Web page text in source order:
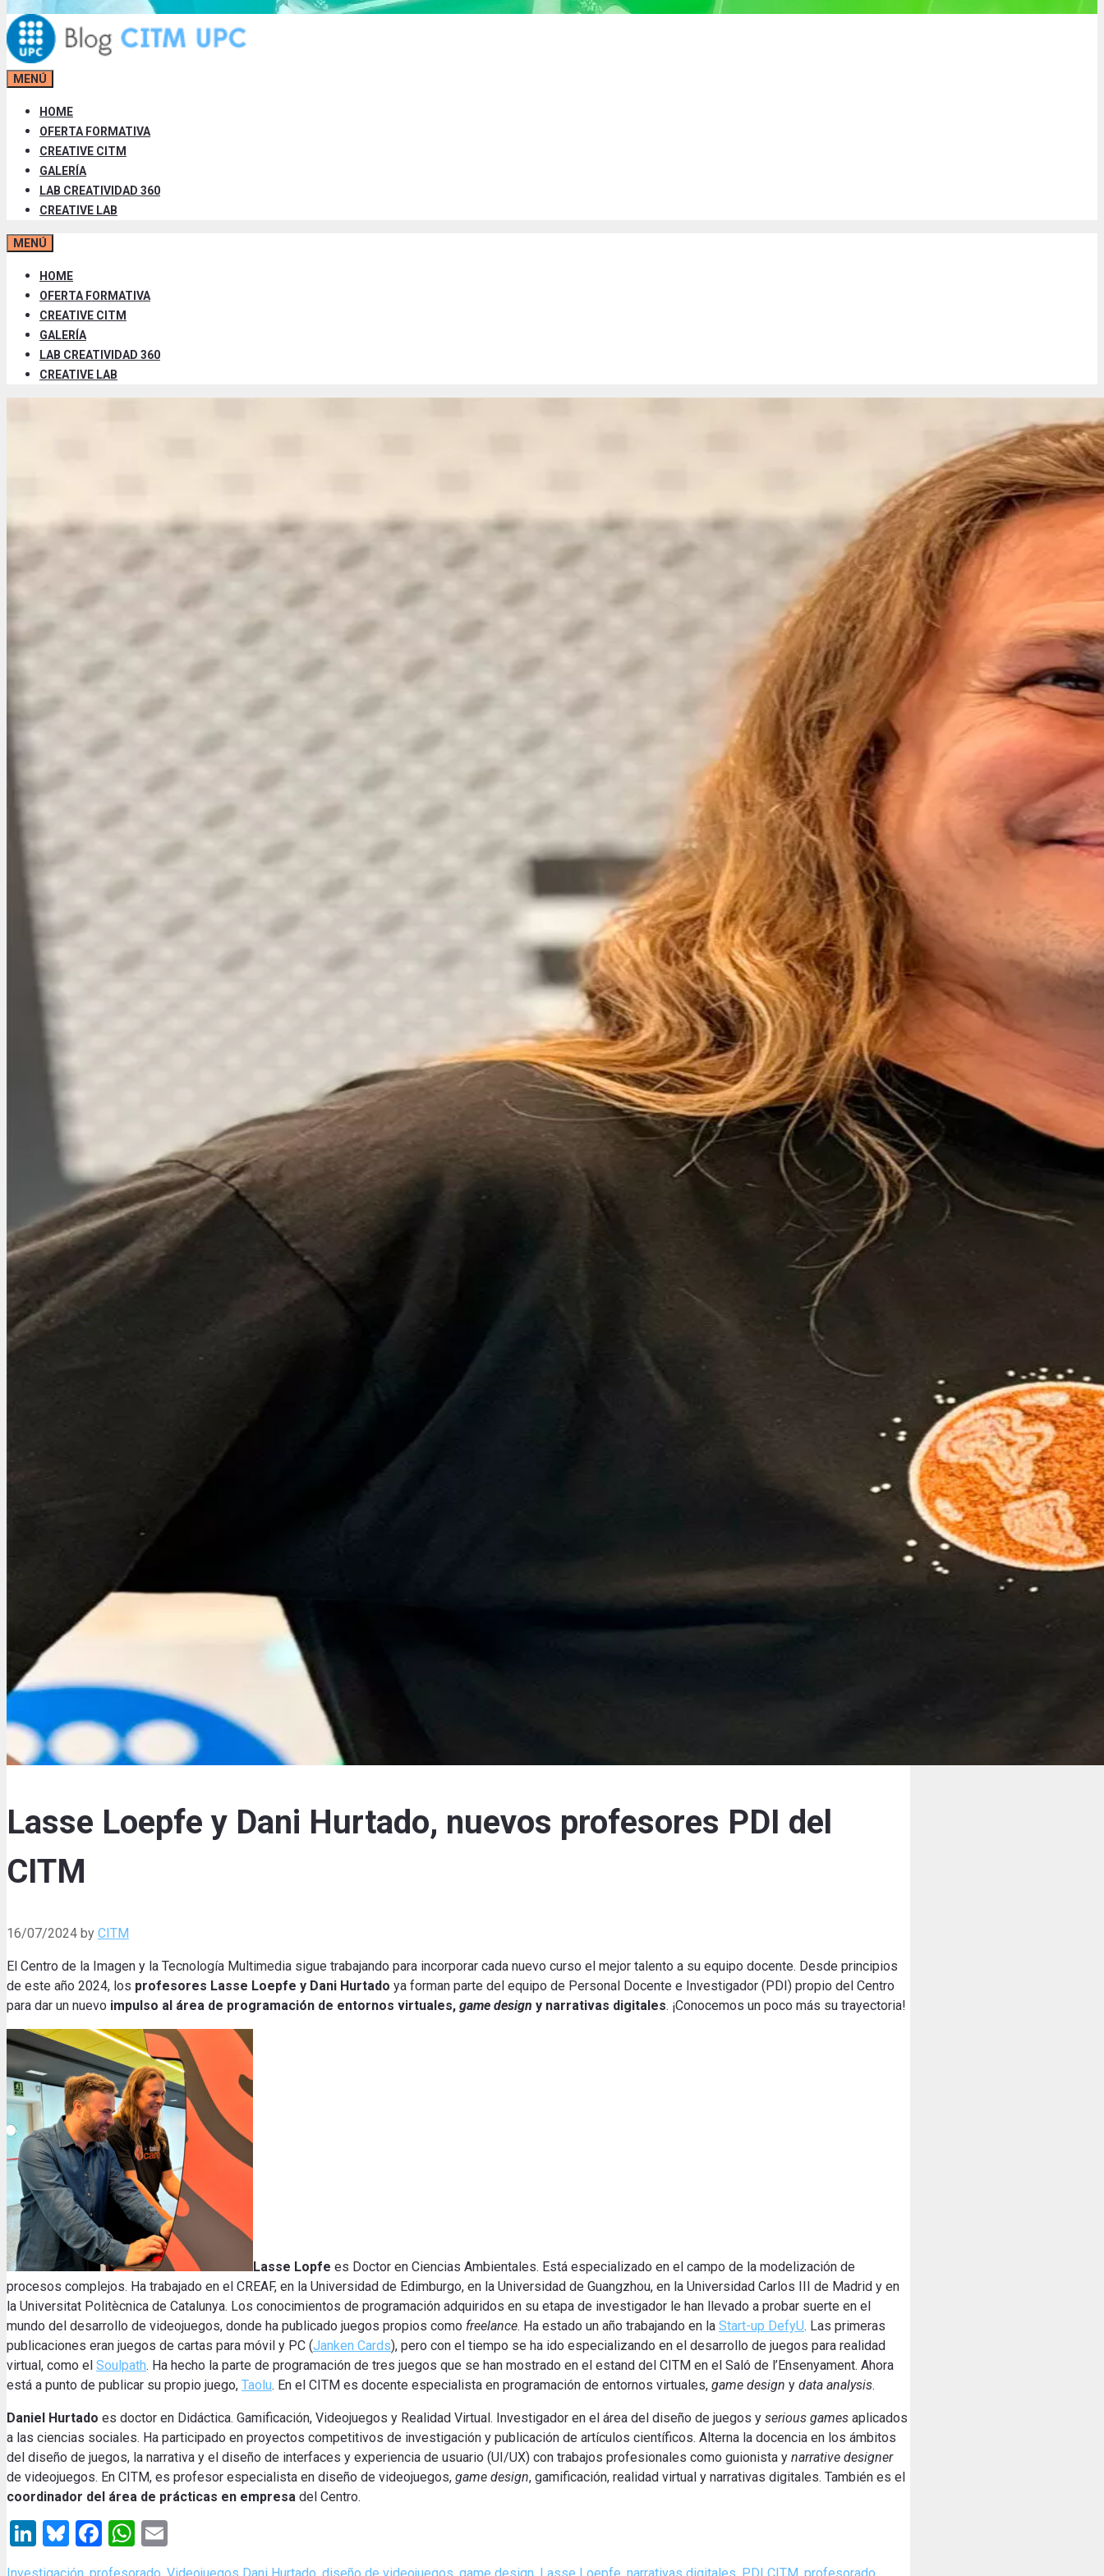
MENÚ
HOME
OFERTA FORMATIVA
CREATIVE CITM
GALERÍA
LAB CREATIVIDAD 360
CREATIVE LAB
MENÚ
HOME
OFERTA FORMATIVA
CREATIVE CITM
GALERÍA
LAB CREATIVIDAD 360
CREATIVE LAB
Lasse Loepfe y Dani Hurtado, nuevos profesores PDI del
CITM
16/07/2024 by CITM
El Centro de la Imagen y la Tecnología Multimedia sigue trabajando para incorporar cada nuevo curso el mejor talento a su equipo docente. Desde principios
de este año 2024, los profesores Lasse Loepfe y Dani Hurtado ya forman parte del equipo de Personal Docente e Investigador (PDI) propio del Centro
para dar un nuevo impulso al área de programación de entornos virtuales, game design y narrativas digitales. ¡Conocemos un poco más su trayectoria!
Lasse Lopfe es Doctor en Ciencias Ambientales. Está especializado en el campo de la modelización de
procesos complejos. Ha trabajado en el CREAF, en la Universidad de Edimburgo, en la Universidad de Guangzhou, en la Universidad Carlos III de Madrid y en
la Universitat Politècnica de Catalunya. Los conocimientos de programación adquiridos en su etapa de investigador le han llevado a probar suerte en el
mundo del desarrollo de videojuegos, donde ha publicado juegos propios como freelance. Ha estado un año trabajando en la Start-up DefyU. Las primeras
publicaciones eran juegos de cartas para móvil y PC (Janken Cards), pero con el tiempo se ha ido especializando en el desarrollo de juegos para realidad
virtual, como el Soulpath. Ha hecho la parte de programación de tres juegos que se han mostrado en el estand del CITM en el Saló de l’Ensenyament. Ahora
está a punto de publicar su propio juego, Taolu. En el CITM es docente especialista en programación de entornos virtuales, game design y data analysis.
Daniel Hurtado es doctor en Didáctica. Gamificación, Videojuegos y Realidad Virtual. Investigador en el área del diseño de juegos y serious games aplicados
a las ciencias sociales. Ha participado en proyectos competitivos de investigación y publicación de artículos científicos. Alterna la docencia en los ámbitos
del diseño de juegos, la narrativa y el diseño de interfaces y experiencia de usuario (UI/UX) con trabajos profesionales como guionista y narrative designer
de videojuegos. En CITM, es profesor especialista en diseño de videojuegos, game design, gamificación, realidad virtual y narrativas digitales. También es el
coordinador del área de prácticas en empresa del Centro.
LinkedIn
Bluesky
Facebook
WhatsApp
Categories Tags